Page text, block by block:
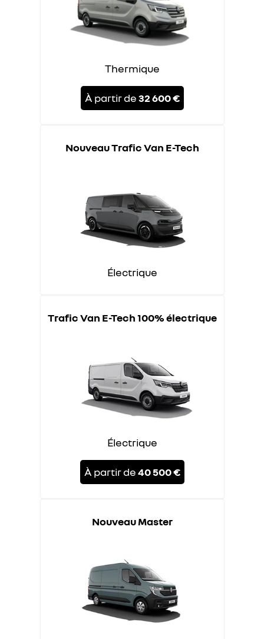
Thermique
À partir de32 600 €
Nouveau Trafic Van E-Tech
Électrique
Trafic Van E-Tech 100% électrique
Électrique
À partir de40 500 €
Nouveau Master